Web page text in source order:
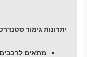
יתרונות גימור
מתאים